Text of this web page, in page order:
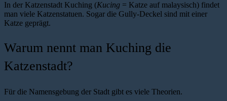
In der Katzenstadt Kuching (Kucing = Katze auf malaysisch) findet
man viele Katzenstatuen. Sogar die Gully-Deckel sind mit einer
Katze geprägt.
Warum nennt man Kuching die
Katzenstadt?
Für die Namensgebung der Stadt gibt es viele Theorien.